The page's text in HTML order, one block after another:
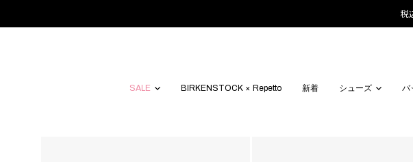
税
SALE BIRKENSTOCK × Repetto 新着 シューズ バ